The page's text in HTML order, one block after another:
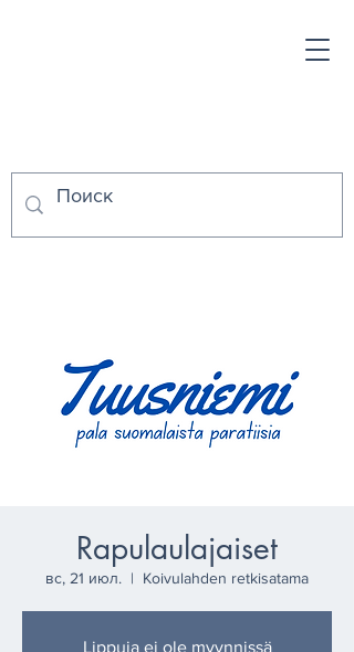
Rapulaulajaiset
вс, 21 июл.
  |
Koivulahden retkisatama
Lippuja ei ole myynnissä